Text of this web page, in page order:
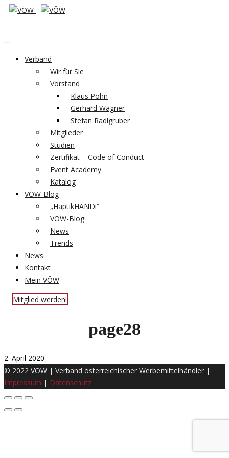
Verband
Wir für Sie
Vorstand
Klaus Pohn
Gerhard Wagner
Stefan Radlgruber
Mitglieder
Studien
Zertifikat – Code of Conduct
Event Academy
Katalog
VÖW-Blog
„HaptikHANDi“
VÖW-Blog
News
Trends
News
Kontakt
Mein VÖW
Mitglied werden!
page28
2. April 2020
© 2022 VÖW | Verband österreichischer Werbemittelhändler |
Impressum | Datenschutz